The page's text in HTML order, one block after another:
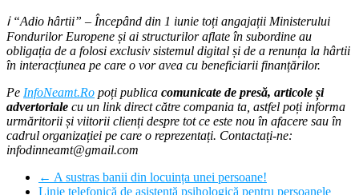
ℹ️“Adio hârtii” – Începând din 1 iunie toți angajații Ministerului
Fondurilor Europene și ai structurilor aflate în subordine au
obligația de a folosi exclusiv sistemul digital și de a renunța la hârtii
în interacțiunea pe care o vor avea cu beneficiarii finanțărilor.
Pe InfoNeamt.Ro poți publica comunicate de presă, articole și
advertoriale cu un link direct către compania ta, astfel poți informa
urmăritorii și viitorii clienți despre tot ce este nou în afacere sau în
cadrul organizației pe care o reprezentați. Contactați-ne:
infodinneamt@gmail.com
← A sustras banii din locuința unei persoane!
Linie telefonică de asistență psihologică pentru persoanele